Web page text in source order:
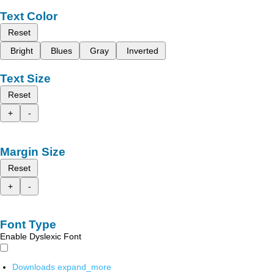
Text Color
Reset
Bright
Blues Gray Inverted
Text Size
Reset
+
-
Margin Size
Reset
+
-
Font Type
Enable Dyslexic Font
Downloads expand_more